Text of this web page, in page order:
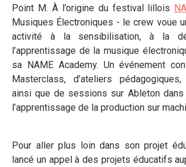
Point M. À l’origine du festival lillois
Musiques Électroniques - le crew voue
activité à la sensibilisation, à la
l’apprentissage de la musique
sa NAME Academy. Un événement
Masterclass, d’ateliers
ainsi que de sessions sur Ableton dans
l’apprentissage de la production sur
Pour aller plus loin dans son projet
lancé un appel à des projets éducatifs